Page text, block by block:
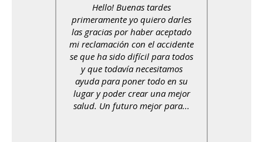
Hello! Buenas tardes
primeramente yo quiero darles
las gracias por haber aceptado
mi reclamación con el accidente
se que ha sido difícil para todos
y que todavía necesitamos
ayuda para poner todo en su
lugar y poder crear una mejor
salud. Un futuro mejor para...